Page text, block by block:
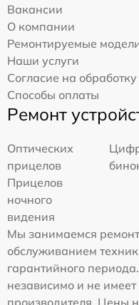
Вакансии
О компании
Ремонтируемые
Наши услуги
Согласие на
Способы оплаты
Ремонт
Оптических
прицелов
Прицелов
ночного
видения
Мы занимаемся
обслуживанием
гарантийного
независимо и не
производителя. Цены